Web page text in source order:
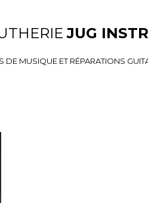
JUG
DE MUSIQUE ET RÉPARATIONS